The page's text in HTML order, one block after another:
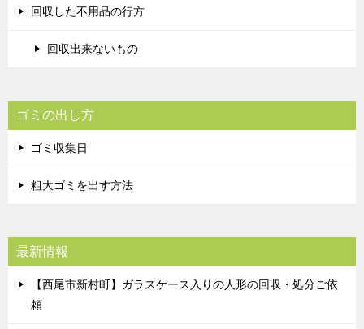
回収した不用品の行方
回収出来ないもの
ゴミの出し方
ゴミ収集日
粗大ゴミを出す方法
最新情報
【西尾市新村町】ガラスケース入りの人形の回収・処分ご依
頼